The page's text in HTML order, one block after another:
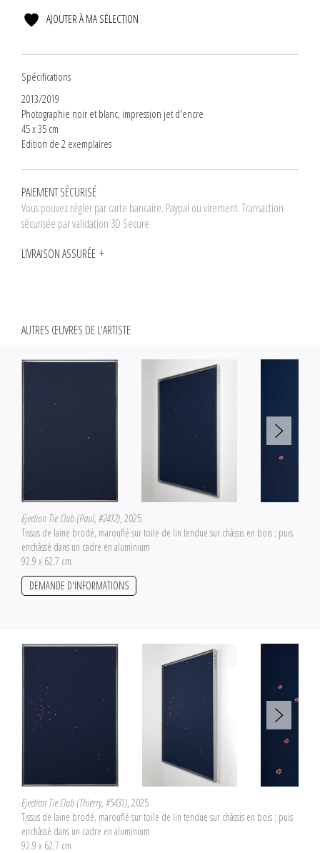
AJOUTER À MA SÉLECTION
Spécifications
2013/2019
Photographie noir et blanc, impression jet d'encre
45 x 35 cm
Edition de 2 exemplaires
PAIEMENT SÉCURISÉ
Vous pouvez régler par carte bancaire. Paypal ou virement. Transaction
sécurisée par validation 3D Secure
LIVRAISON ASSURÉE
AUTRES ŒUVRES DE L'ARTISTE
Ejection Tie Club (Paul, #2412), 2025
Tissus de laine brodé, marouflé sur toile de lin tendue sur châssis en bois ; puis
enchâssé dans un cadre en aluminium
92.9 x 62.7 cm
DEMANDE D'INFORMATIONS
Ejection Tie Club (Thierry, #5431), 2025
Tissus de laine brodé, marouflé sur toile de lin tendue sur châssis en bois ; puis
enchâssé dans un cadre en aluminium
92.9 x 62.7 cm